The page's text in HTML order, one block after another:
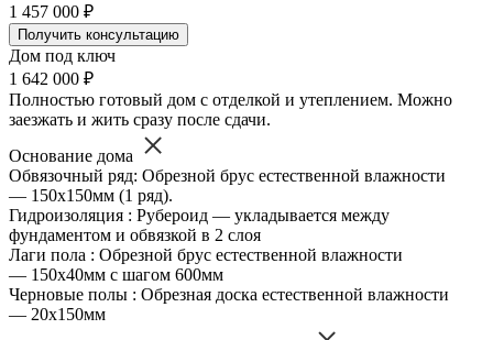
1 457 000 ₽
Получить консультацию
Дом под ключ
1 642 000 ₽
Полностью готовый дом с отделкой и утеплением. Можно
заезжать и жить сразу после сдачи.
Основание дома
Обвязочный ряд: Обрезной брус естественной влажности
— 150х150мм (1 ряд).
Гидроизоляция : Рубероид — укладывается между
фундаментом и обвязкой в 2 слоя
Лаги пола : Обрезной брус естественной влажности
— 150х40мм с шагом 600мм
Черновые полы : Обрезная доска естественной влажности
— 20х150мм